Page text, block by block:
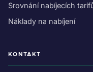
Srovnání nabíjecích
Náklady na nabíjení
KONTAKT